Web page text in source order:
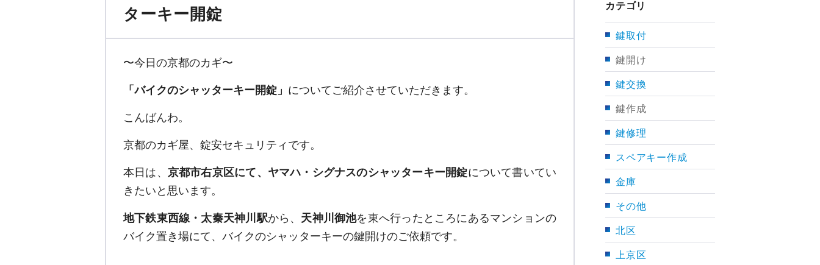
ターキー開錠
〜今日の京都のカギ〜
「バイクのシャッターキー開錠」 についてご紹介させていただきます。
こんばんわ。
京都のカギ屋、錠安セキュリティです。
本日は、 京都市右京区にて、ヤマハ・シグナスのシャッターキー開錠について書いてい
きたいと思います。
地下鉄東西線・太秦天神川駅から、 天神川御池を東へ行ったところにあるマンションの
バイク置き場にて、バイクのシャッターキーの鍵開けのご依頼です。
カテゴリ
鍵取付
鍵開け
鍵交換
鍵作成
鍵修理
スペアキー作成
金庫
その他
北区
上京区